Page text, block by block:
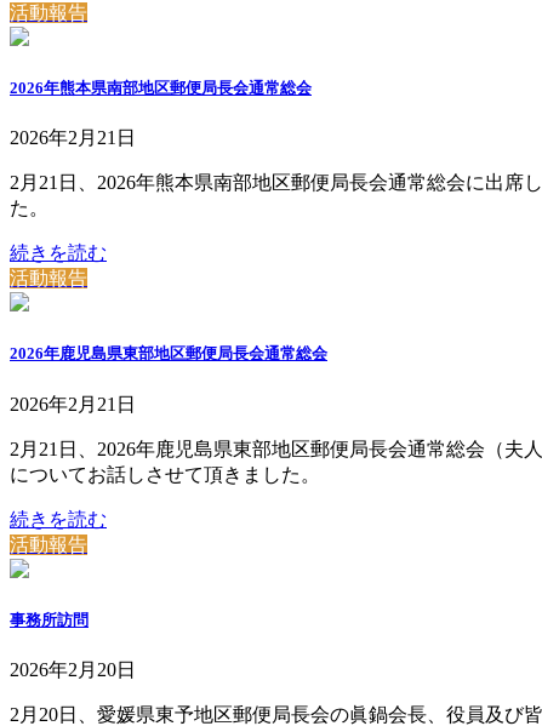
活動報告
2026年熊本県南部地区郵便局長会通常総会
2026年2月21日
2月21日、2026年熊本県南部地区郵便局長会通常総会に出
た。
続きを読む
活動報告
2026年鹿児島県東部地区郵便局長会通常総会
2026年2月21日
2月21日、2026年鹿児島県東部地区郵便局長会通常総会（
についてお話しさせて頂きました。
続きを読む
活動報告
事務所訪問
2026年2月20日
2月20日、愛媛県東予地区郵便局長会の眞鍋会長、役員及び